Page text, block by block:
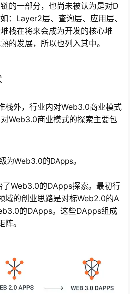
的一部分，也尚未被认为是对D
：Layer2层、查询层、应用层、
栈在将来会成为开发的核心堆
的发展，所以也列入其中。
栈外，行业内对Web3.0商业模式
Web3.0商业模式的探索主要包
为Web3.0的DApps。
了Web3.0的DApps探索。最初行
域的创业思路是对标Web2.0的A
的DApps。这些DApps组成
。